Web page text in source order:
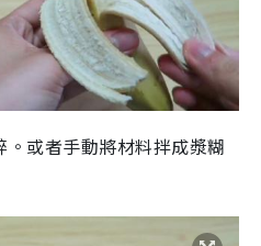
或者手動將材料拌成漿糊